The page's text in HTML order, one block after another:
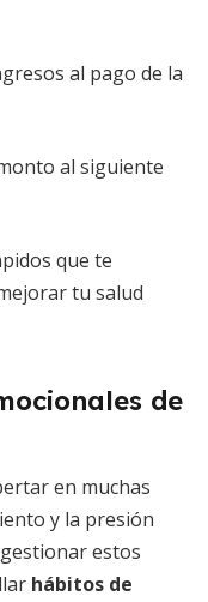
al pago de la
al siguiente
que te
tu salud
de
en muchas
y la presión
estos
hábitos de